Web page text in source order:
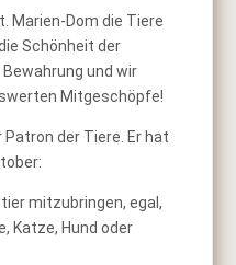
Marien-Dom die Tiere
Schönheit der
und wir
Mitgeschöpfe!
Patron der Tiere. Er hat
mitzubringen, egal,
Katze, Hund oder